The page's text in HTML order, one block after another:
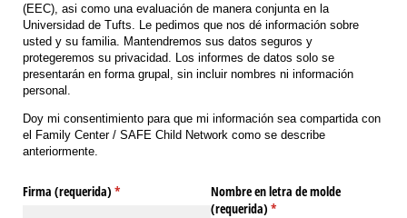
(EEC), asi como una evaluación de manera conjunta en la
Universidad de Tufts. Le pedimos que nos dé información sobre
usted y su familia. Mantendremos sus datos seguros y
protegeremos su privacidad. Los informes de datos solo se
presentarán en forma grupal, sin incluir nombres ni información
personal.
Doy mi consentimiento para que mi información sea compartida con
el Family Center / SAFE Child Network como se describe
anteriormente.
Firma (requerida) *
(necesario)
Nombre en letra de molde
(requerida) *
(necesario)